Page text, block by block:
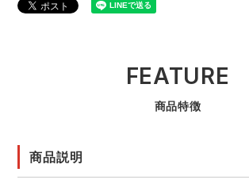
FEATURE
商品特徴
商品説明